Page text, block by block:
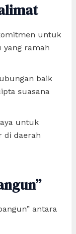
untuk
ramah
baik
suasana
untuk
daerah
antara